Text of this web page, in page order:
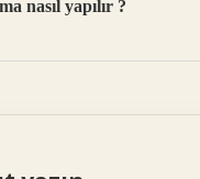
nasıl yapılır ?